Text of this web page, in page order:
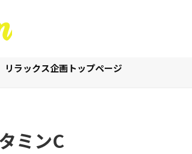
リラックス企画トップページ
ミンC